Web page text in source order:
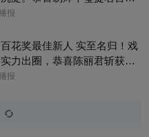
，每一次荧幕演绎都看得见
报
花奖最佳新人 实至名归！戏
力出圈，恭喜陈丽君斩获百
提名～#陈丽君 #百花奖
报